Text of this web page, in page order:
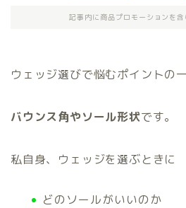
記事内に商品プロモーションを
ウェッジ選びで悩むポイントの
バウンス角やソール形状です。
私自身、ウェッジを選ぶときに
どのソールがいいのか